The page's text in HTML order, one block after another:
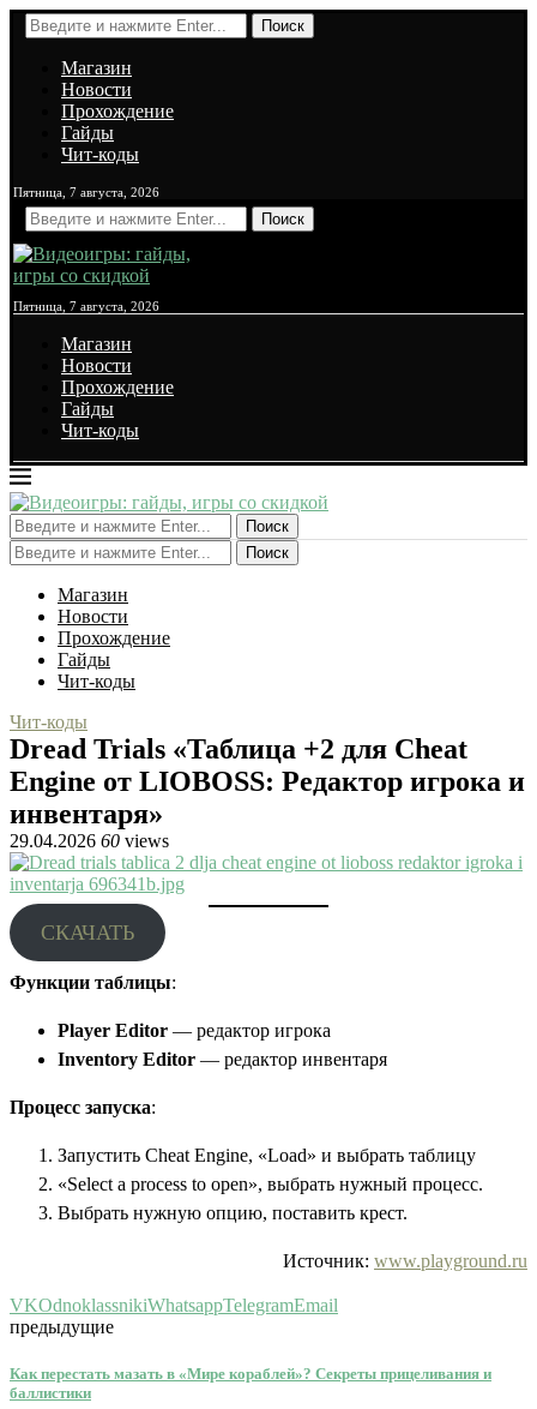
Поиск
Магазин
Новости
Прохождение
Гайды
Чит-коды
Пятница, 7 августа, 2026
Поиск
Пятница, 7 августа, 2026
Магазин
Новости
Прохождение
Гайды
Чит-коды
Поиск
Поиск
Магазин
Новости
Прохождение
Гайды
Чит-коды
Чит-коды
Dread Trials «Таблица +2 для Cheat
Engine от LIOBOSS: Редактор игрока и
инвентаря»
29.04.2026 60 views
СКАЧАТЬ
Функции таблицы:
Player Editor — редактор игрока
Inventory Editor — редактор инвентаря
Процесс запуска:
Запустить Cheat Engine, «Load» и выбрать таблицу
«Select a process to open», выбрать нужный процесс.
Выбрать нужную опцию, поставить крест.
Источник: www.playground.ru
VKOdnoklassnikiWhatsappTelegramEmail
предыдущие
Как перестать мазать в «Мире кораблей»? Секреты прицеливания и
баллистики